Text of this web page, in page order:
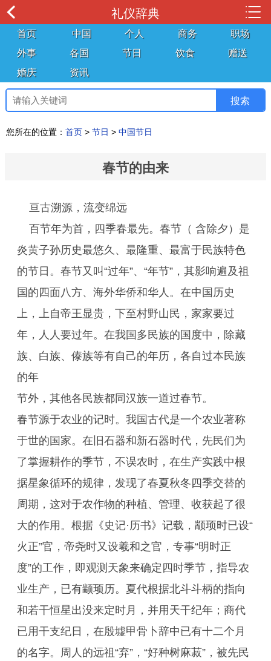
礼仪辞典
首页 中国 个人 商务
职场
外事
各国 节日 饮食
赠送
婚庆
资讯
您所在的位置： 首页 > 节日 > 中国节日
春节的由来
亘古溯源，流变绵远
百节年为首，四季春最先。春节（ 含除夕）是
炎黄子孙历史最悠久、最隆重、最富于民族特色
的节日。春节又叫“过年”、“年节”，其影响遍及祖
国的四面八方、海外华侨和华人。在中国历史
上，上自帝王显贵，下至村野山民，家家要过
年，人人要过年。在我国多民族的国度中，除藏
族、白族、傣族等有自己的年历，各自过本民族
的年
节外，其他各民族都同汉族一道过春节。
春节源于农业的记时。我国古代是一个农业著称
于世的国家。在旧石器和新石器时代，先民们为
了掌握耕作的季节，不误农时，在生产实践中根
据星象循环的规律，发现了春夏秋冬四季交替的
周期，这对于农作物的种植、管理、收获起了很
大的作用。根据《史记·历书》记载，颛顼时已设“
火正”官，帝尧时又设羲和之官，专事“明时正
度”的工作，即观测天象来确定四时季节，指导农
业生产，已有颛顼历。夏代根据北斗斗柄的指向
和若干恒星出没来定时月，并用天干纪年；商代
已用干支纪日，在殷墟甲骨卜辞中已有十二个月
的名字。周人的远祖“弃”，“好种树麻菽”，被先民